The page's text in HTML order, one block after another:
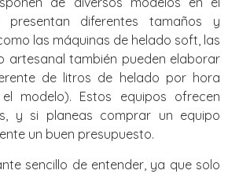
presentan diferentes tamaños y
las máquinas de helado soft, las
artesanal también pueden elaborar
de litros de helado por hora
modelo). Estos equipos ofrecen
y si planeas comprar un equipo
un buen presupuesto.
sencillo de entender, ya que solo